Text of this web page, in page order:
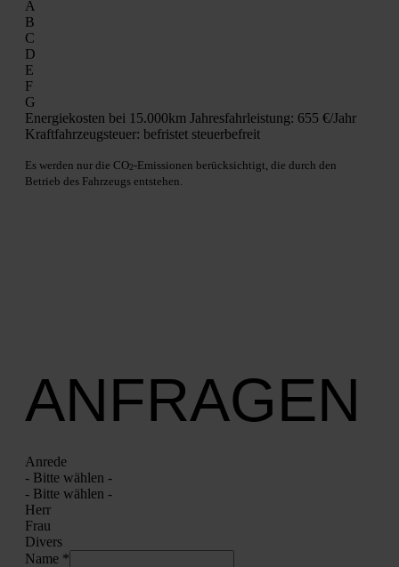
A
B
C
D
E
F
G
Ener­gie­kos­ten bei 15.000km Jah­res­fahr­leis­tung: 655 €/Jahr
Kraft­fahr­zeug­steu­er: befris­tet steu­er­be­freit
Es wer­den nur die CO2-Emis­sio­nen berück­sich­tigt, die durch den
Betrieb des Fahr­zeugs ent­ste­hen.
ANFRAGEN
Anre­de
- Bit­te wäh­len -
- Bit­te wäh­len -
Herr
Frau
Divers
Name *